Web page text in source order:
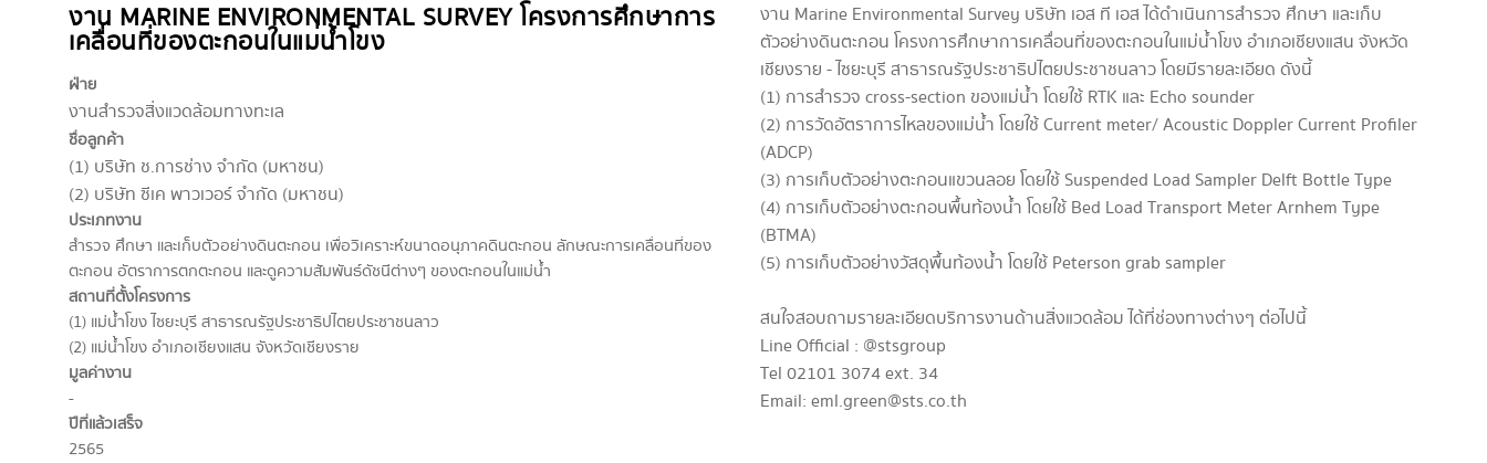
งาน MARINE ENVIRONMENTAL SURVEY โครงการศึกษาการ
เคลื่อนที่ของตะกอนในแม่น้ำโขง
ฝ่าย
งานสำรวจสิ่งแวดล้อมทางทะเล
ชื่อลูกค้า
(1) บริษัท ช.การช่าง จํากัด (มหาชน)
(2) บริษัท ซีเค พาวเวอร์ จำกัด (มหาชน)
ประเภทงาน
สำรวจ ศึกษา และเก็บตัวอย่างดินตะกอน เพื่อวิเคราะห์ขนาดอนุภาคดินตะกอน ลักษณะการเคลื่อนที่ของ
ตะกอน อัตราการตกตะกอน และดูความสัมพันธ์ดัชนีต่างๆ ของตะกอนในแม่น้ำ
สถานที่ตั้งโครงการ
(1) แม่น้ำโขง ไซยะบุรี สาธารณรัฐประชาธิปไตยประชาชนลาว
(2) แม่น้ำโขง อำเภอเชียงแสน จังหวัดเชียงราย
มูลค่างาน
-
ปีที่แล้วเสร็จ
2565
งาน Marine Environmental Survey บริษัท เอส ที เอส ได้ดำเนินการสำรวจ ศึกษา และเก็บ
ตัวอย่างดินตะกอน โครงการศึกษาการเคลื่อนที่ของตะกอนในแม่น้ำโขง อำเภอเชียงแสน จังหวัด
เชียงราย - ไซยะบุรี สาธารณรัฐประชาธิปไตยประชาชนลาว โดยมีรายละเอียด ดังนี้
(1) การสำรวจ cross-section ของแม่น้ำ โดยใช้ RTK และ Echo sounder
(2) การวัดอัตราการไหลของแม่น้ำ โดยใช้ Current meter/ Acoustic Doppler Current Profiler
(ADCP)
(3) การเก็บตัวอย่างตะกอนแขวนลอย โดยใช้ Suspended Load Sampler Delft Bottle Type
(4) การเก็บตัวอย่างตะกอนพื้นท้องน้ำ โดยใช้ Bed Load Transport Meter Arnhem Type
(BTMA)
(5) การเก็บตัวอย่างวัสดุพื้นท้องน้ำ โดยใช้ Peterson grab sampler
สนใจสอบถามรายละเอียดบริการงานด้านสิ่งแวดล้อม ได้ที่ช่องทางต่างๆ ต่อไปนี้
Line Official : @stsgroup
Tel 02101 3074 ext. 34
Email: eml.green@sts.co.th